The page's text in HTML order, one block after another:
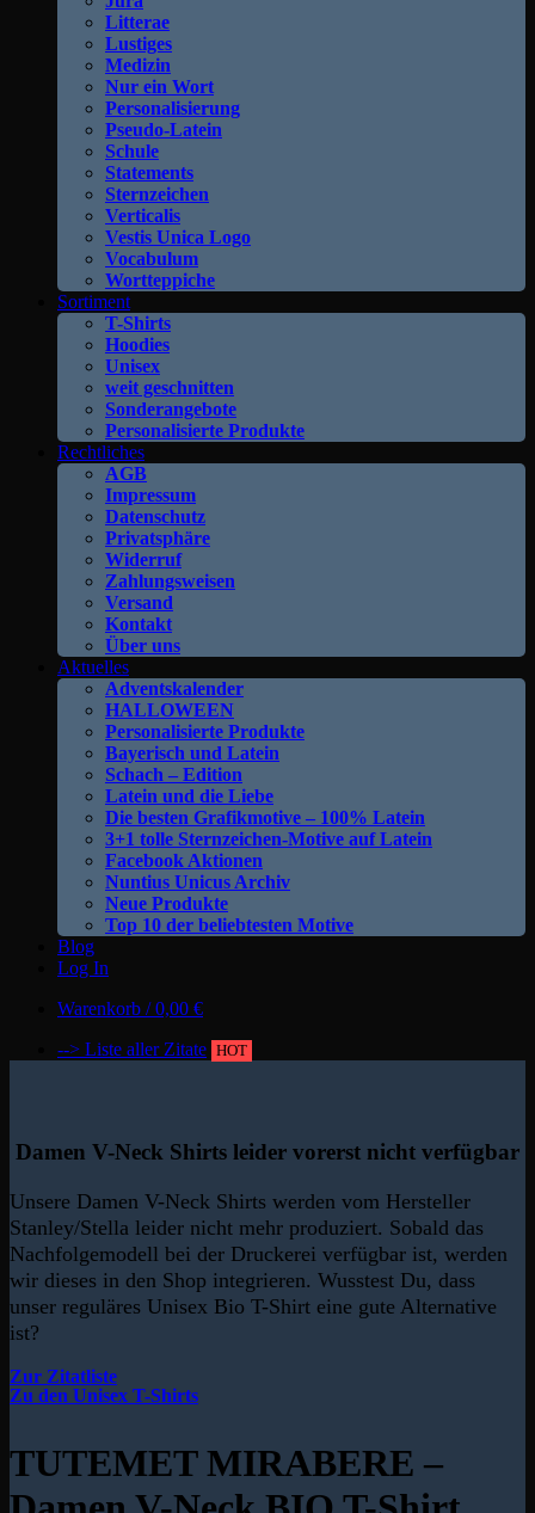
Litterae
Lustiges
Medizin
Nur ein Wort
Personalisierung
Pseudo-Latein
Schule
Statements
Sternzeichen
Verticalis
Vestis Unica Logo
Vocabulum
Wortteppiche
Sortiment
T-Shirts
Hoodies
Unisex
weit geschnitten
Sonderangebote
Personalisierte Produkte
Rechtliches
AGB
Impressum
Datenschutz
Privatsphäre
Widerruf
Zahlungsweisen
Versand
Kontakt
Über uns
Aktuelles
Adventskalender
HALLOWEEN
Personalisierte Produkte
Bayerisch und Latein
Schach – Edition
Latein und die Liebe
Die besten Grafikmotive – 100% Latein
3+1 tolle Sternzeichen-Motive auf Latein
Facebook Aktionen
Nuntius Unicus Archiv
Neue Produkte
Top 10 der beliebtesten Motive
Blog
Log In
Warenkorb /0,00 €
--> Liste aller Zitate HOT
Damen V-Neck Shirts leider vorerst nicht verfügbar
Unsere Damen V-Neck Shirts werden vom Hersteller
Stanley/Stella leider nicht mehr produziert. Sobald das
Nachfolgemodell bei der Druckerei verfügbar ist, werden
wir dieses in den Shop integrieren. Wusstest Du, dass
unser reguläres Unisex Bio T-Shirt eine gute Alternative
ist?
Zur Zitatliste
Zu den Unisex T-Shirts
TUTEMET MIRABERE –